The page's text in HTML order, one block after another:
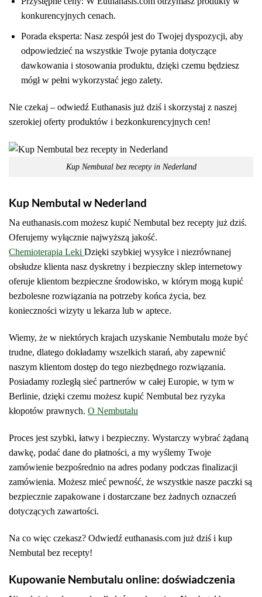
konkurencyjnych cenach.
Porada eksperta: Nasz zespół jest do Twojej dyspozycji, aby
odpowiedzieć na wszystkie Twoje pytania dotyczące
dawkowania i stosowania produktu, dzięki czemu będziesz
mógł w pełni wykorzystać jego zalety.
Nie czekaj – odwiedź Euthanasis już dziś i skorzystaj z naszej
szerokiej oferty produktów i bezkonkurencyjnych cen!
Kup Nembutal bez recepty in Nederland
Kup Nembutal w Nederland
Na euthanasis.com możesz kupić Nembutal bez recepty już dziś.
Oferujemy wyłącznie najwyższą jakość.
Chemioterapia Leki Dzięki szybkiej wysyłce i niezrównanej
obsłudze klienta nasz dyskretny i bezpieczny sklep internetowy
oferuje klientom bezpieczne środowisko, w którym mogą kupić
bezbolesne rozwiązania na potrzeby końca życia, bez
konieczności wizyty u lekarza lub w aptece.
Wiemy, że w niektórych krajach uzyskanie Nembutalu może być
trudne, dlatego dokładamy wszelkich starań, aby zapewnić
naszym klientom dostęp do tego niezbędnego rozwiązania.
Posiadamy rozległą sieć partnerów w całej Europie, w tym w
Berlinie, dzięki czemu możesz kupić Nembutal bez ryzyka
kłopotów prawnych. O Nembutalu
Proces jest szybki, łatwy i bezpieczny. Wystarczy wybrać żądaną
dawkę, podać dane do płatności, a my wyślemy Twoje
zamówienie bezpośrednio na adres podany podczas finalizacji
zamówienia. Możesz mieć pewność, że wszystkie nasze paczki są
bezpiecznie zapakowane i dostarczane bez żadnych oznaczeń
dotyczących zawartości.
Na co więc czekasz? Odwiedź euthanasis.com już dziś i kup
Nembutal bez recepty!
Kupowanie Nembutalu online: doświadczenia